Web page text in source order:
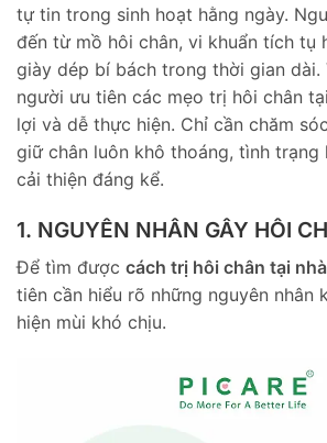
tự tin trong sinh hoạt hằng ngày.
đến từ mồ hôi chân, vi khuẩn tích tụ
giày dép bí bách trong thời gian dài.
người ưu tiên các mẹo trị hôi chân
lợi và dễ thực hiện. Chỉ cần chăm
giữ chân luôn khô thoáng, tình trạng
cải thiện đáng kể.
1. NGUYÊN NHÂN GÂY HÔI
Để tìm được cách trị hôi chân tại nhà
tiên cần hiểu rõ những nguyên nhân
hiện mùi khó chịu.